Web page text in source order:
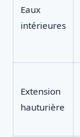
Eaux
intérieures
Extension
hauturière